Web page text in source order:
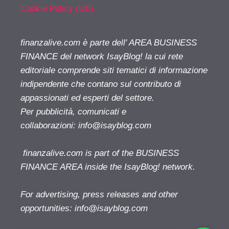
Cookie Policy (UE)
finanzalive.com è parte dell' AREA BUSINESS
FINANCE del network IsayBlog! la cui rete
editoriale comprende siti tematici di informazione
indipendente che contano sul contributo di
appassionati ed esperti del settore.
Per pubblicità, comunicati e
collaborazioni: info@isayblog.com
finanzalive.com is part of the BUSINESS
FINANCE AREA inside the IsayBlog! network.
For advertising, press releases and other
opportunities: info@isayblog.com